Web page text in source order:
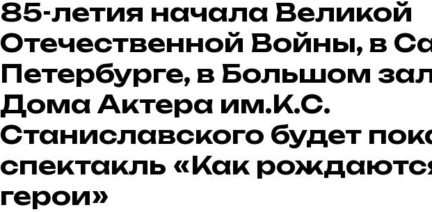
85-летия начала Великой
Отечественной Войны, в
Петербурге, в Большом
Дома Актера им.К.С.
Станиславского будет
спектакль «Как
герои»